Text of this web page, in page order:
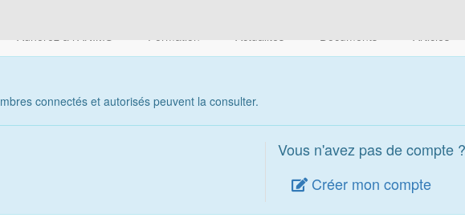
Adhérez à l'ANIMS Formation Actualités Documents Articles
connectés et autorisés peuvent la consulter.
Vous n'avez pas de compte ?
Créer mon compte